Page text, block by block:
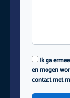
Ik ga
en mogen
contact met